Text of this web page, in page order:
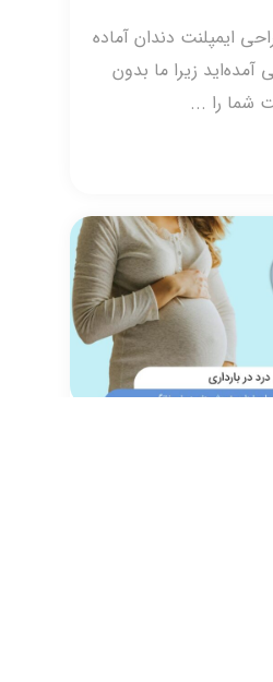
ایمپلنت دندان آماده
زیرا ما بدون
شما را ...